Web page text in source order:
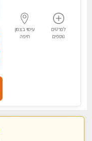
לפרטים
נוספים
עיסוי בצפון
חיפה